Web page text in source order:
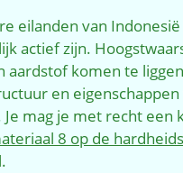
eilanden van
actief zijn.
aardstof komen te
en
mag je met recht
8 op de